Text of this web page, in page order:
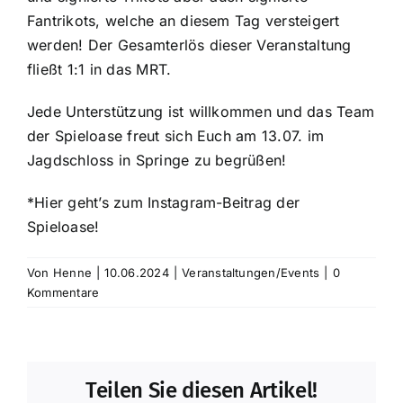
Fantrikots, welche an diesem Tag versteigert
werden! Der Gesamterlös dieser Veranstaltung
fließt 1:1 in das MRT.
Jede Unterstützung ist willkommen und das Team
der Spieloase freut sich Euch am 13.07. im
Jagdschloss in Springe zu begrüßen!
*Hier geht’s zum Instagram-Beitrag der
Spieloase!
Von Henne 10.06.2024 Veranstaltungen/Events
0
Kommentare
Teilen Sie diesen Artikel!